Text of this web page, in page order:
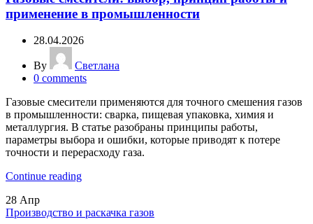
применение в промышленности
28.04.2026
By
Светлана
0 comments
Газовые смесители применяются для точного смешения газов
в промышленности: сварка, пищевая упаковка, химия и
металлургия. В статье разобраны принципы работы,
параметры выбора и ошибки, которые приводят к потере
точности и перерасходу газа.
Continue reading
28 Апр
Производство и раскачка газов